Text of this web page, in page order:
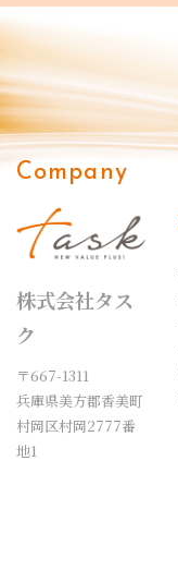
Company
株式会社タス
ク
〒667-1311
兵庫県美方郡香美町
村岡区村岡2777番
地1